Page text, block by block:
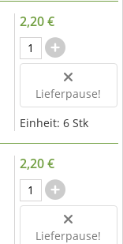
2,20 €
Lieferpause!
Einheit: 6 Stk
2,20 €
Lieferpause!